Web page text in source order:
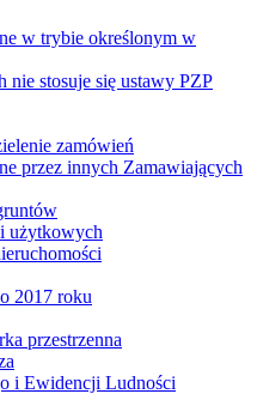
w trybie określonym w
nie stosuje się ustawy PZP
zamówień
przez innych Zamawiających
użytkowych
2017 roku
przestrzenna
i Ewidencji Ludności